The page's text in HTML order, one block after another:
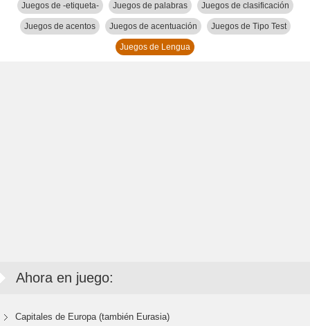
Juegos de -etiqueta- Juegos de palabras Juegos de clasificación
Juegos de acentos Juegos de acentuación Juegos de Tipo Test
Juegos de Lengua
Ahora en juego:
Capitales de Europa (también Eurasia)